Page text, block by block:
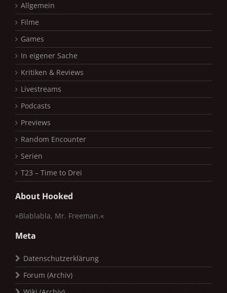
Allgemein
Filme
Games
In eigener Sache
Kritiken & Reviews
Livestreams
Podcasts
Previews
Random Encounter
Serien
T23 – Time to Drei
About Hooked
»Blablabla, Mr. Freeman.«
Meta
Datenschutzerklärung
Forum (Archiv)